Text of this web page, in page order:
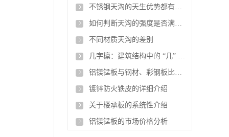
不锈钢天沟的天生优势都有哪些？
如何判断天沟的强度是否满足建筑需求？
不同材质天沟的差别
几字檩：建筑结构中的 “几” 形支撑者
铝镁锰板与钢材、彩钢板比重及核心性能对比表
镀锌防火铁皮的详细介绍
关于楼承板的系统性介绍
铝镁锰板的市场价格分析